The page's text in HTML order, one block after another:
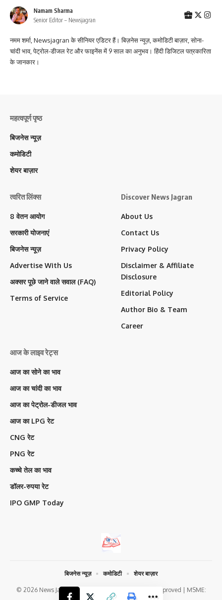
Namam Sharma
Senior Editor – Newsjagran
नमम शर्मा, Newsjagran के सीनियर एडिटर हैं। बिज़नेस न्यूज़, कमोडिटी बाज़ार, सोना-
चांदी भाव, पेट्रोल-डीजल रेट और फाइनेंस में 9 साल का अनुभव। हिंदी डिजिटल पत्रकारिता
के जानकार।
महत्वपूर्ण पृष्ठ
बिजनेस न्यूज़
कमोडिटी
शेयर बाज़ार
त्वरित लिंक्स
8 वेतन आयोग
सरकारी योजनाएं
बिजनेस न्यूज़
Advertise With Us
अक्सर पूछे जाने वाले सवाल (FAQ)
Terms of Service
Discover News Jagran
About Us
Contact Us
Privacy Policy
Disclaimer & Affiliate
Disclosure
Editorial Policy
Author Bio & Team
Career
आज के लाइव रेट्स
आज का सोने का भाव
आज का चांदी का भाव
आज का पेट्रोल-डीजल भाव
आज का LPG रेट
CNG रेट
PNG रेट
कच्चे तेल का भाव
डॉलर-रुपया रेट
IPO GMP Today
© 2026 News Jagran Digital Media | Google News Approved | MSME:
बिजनेस न्यूज़ कमोडिटी शेयर बाज़ार